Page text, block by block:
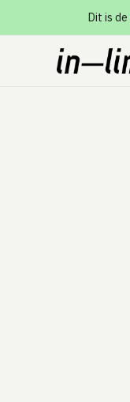
Dit is de